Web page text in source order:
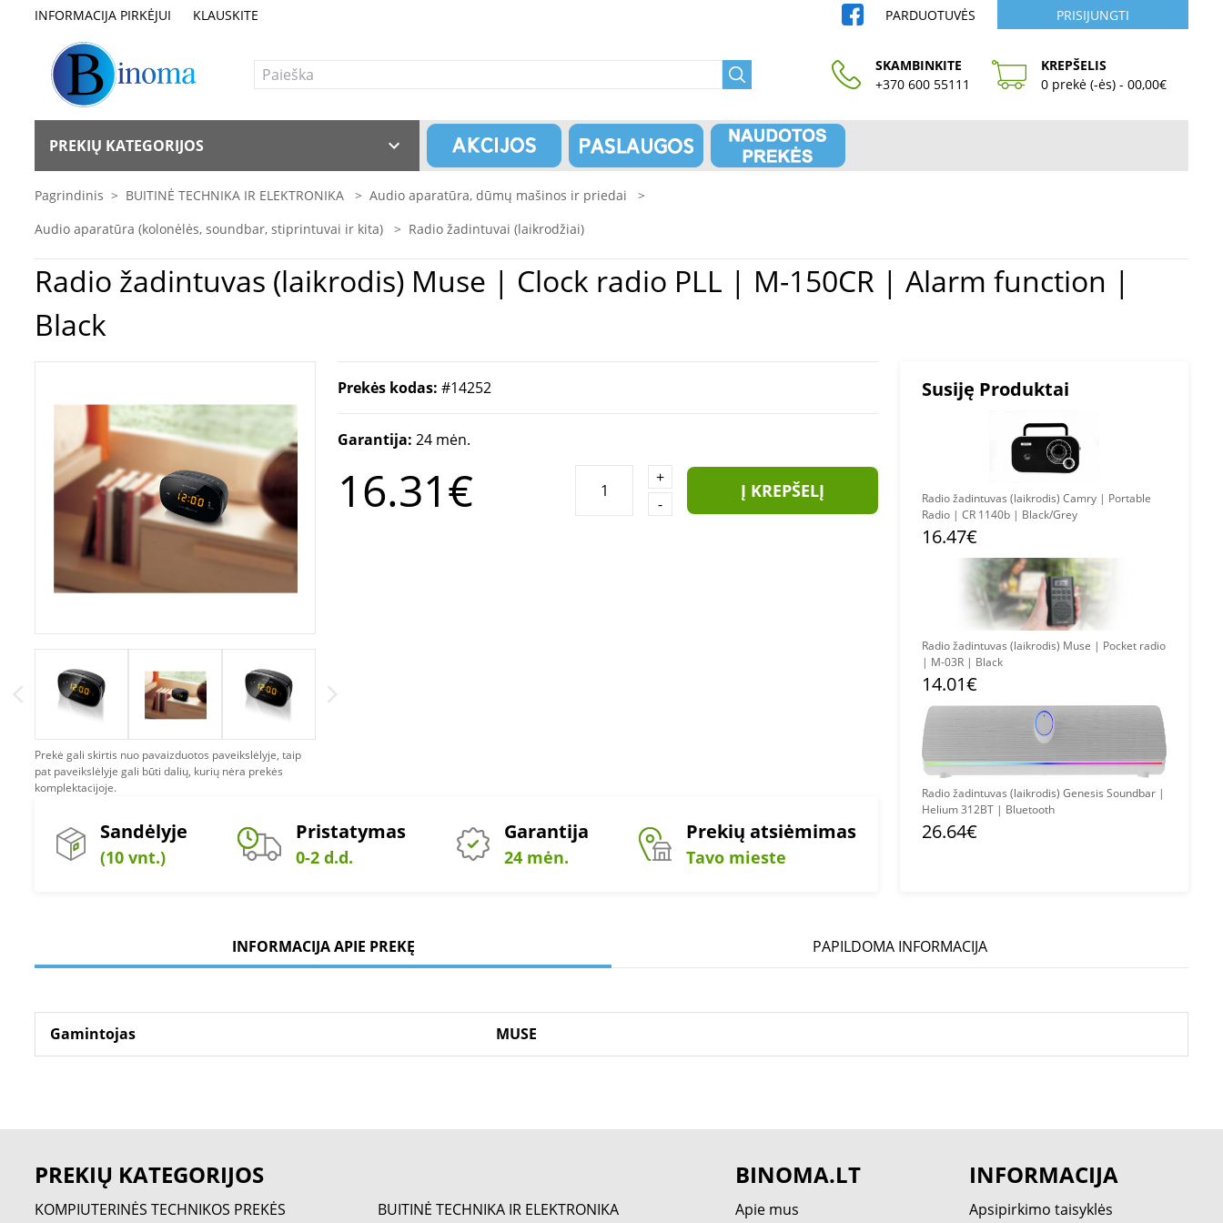
INFORMACIJA PIRKĖJUI KLAUSKITE PARDUOTUVĖS PRISIJUNGTI
SKAMBINKITE
+370 600 55111
KREPŠELIS
0 prekė (-ės) - 00,00€
PREKIŲ KATEGORIJOS
Pagrindinis > BUITINĖ TECHNIKA IR ELEKTRONIKA > Audio aparatūra, dūmų mašinos ir priedai
>
Audio aparatūra (kolonėlės, soundbar, stiprintuvai ir kita)
> Radio žadintuvai (laikrodžiai)
Radio žadintuvas (laikrodis) Muse | Clock radio PLL | M-150CR | Alarm function |
Black
Prekė gali skirtis nuo pavaizduotos paveikslėlyje, taip
pat paveikslėlyje gali būti dalių, kurių nėra prekės
komplektacijoje.
Prekės kodas: #14252
Garantija: 24 mėn.
16.31€
+
-
Į KREPŠELĮ
Sandėlyje
(10 vnt.)
Pristatymas
0-2 d.d.
Garantija
24 mėn.
Prekių atsiėmimas
Tavo mieste
Susiję Produktai
Radio žadintuvas (laikrodis) Camry | Portable
Radio | CR 1140b | Black/Grey
16.47€
Radio žadintuvas (laikrodis) Muse | Pocket radio
| M-03R | Black
14.01€
Radio žadintuvas (laikrodis) Genesis Soundbar |
Helium 312BT | Bluetooth
26.64€
INFORMACIJA APIE PREKĘ PAPILDOMA INFORMACIJA
Gamintojas MUSE
PREKIŲ KATEGORIJOS
KOMPIUTERINĖS TECHNIKOS PREKĖS BUITINĖ TECHNIKA IR ELEKTRONIKA
BINOMA.LT
Apie mus
INFORMACIJA
Apsipirkimo taisyklės